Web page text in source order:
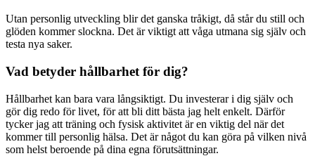
Utan personlig utveckling blir det ganska tråkigt, då står du still och
glöden kommer slockna. Det är viktigt att våga utmana sig själv och
testa nya saker.
Vad betyder hållbarhet för dig?
Hållbarhet kan bara vara långsiktigt. Du investerar i dig själv och
gör dig redo för livet, för att bli ditt bästa jag helt enkelt. Därför
tycker jag att träning och fysisk aktivitet är en viktig del när det
kommer till personlig hälsa. Det är något du kan göra på vilken nivå
som helst beroende på dina egna förutsättningar.